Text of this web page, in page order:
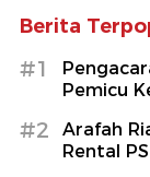
Berita
#1
Pemicu
#2
Arafah
Rental PS